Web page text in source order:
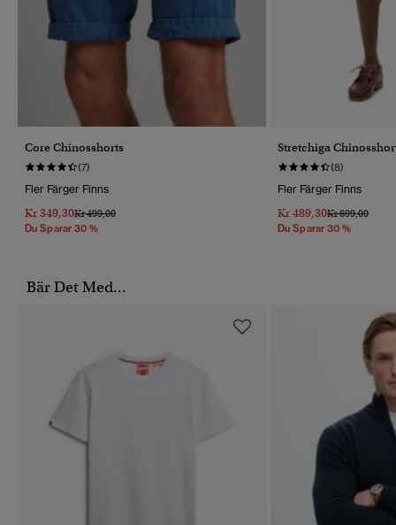
Core Chinosshorts
(7)
Fler Färger Finns
Kr 349,30Pris Reducerat Från
Kr 499,00Till
Du Sparar 30 %
Stretchiga
(8)
Fler Färger Finns
Kr 489,30Pris Reducerat
Kr 699,00Till
Du Sparar 30 %
Bär Det Med...